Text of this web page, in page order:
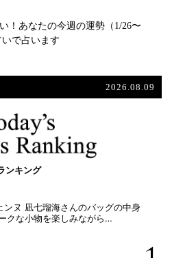
！あなたの今週の運勢（1/26〜
で占います
2026.08.09
ンキング
ンヌ 凪七瑠海さんのバッグの中身
クな小物を楽しみながら…